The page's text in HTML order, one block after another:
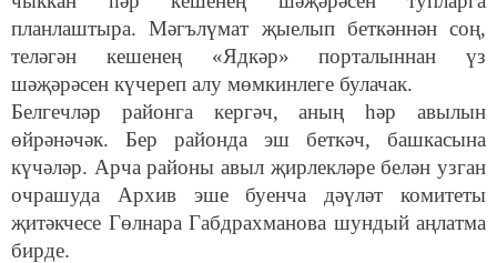
планлаштыра. Мәгълүмат җыелып беткәннән соң,
теләгән кешенең «Ядкәр» порталыннан үз
шәҗәрәсен күчереп алу мөмкинлеге булачак.
Белгечләр районга кергәч, аның һәр авылын
өйрәнәчәк. Бер районда эш беткәч, башкасына
күчәләр. Арча районы авыл җирлекләре белән узган
очрашуда Архив эше буенча дәүләт комитеты
җитәкчесе Гөлнара Габдрахманова шундый аңлатма
бирде.